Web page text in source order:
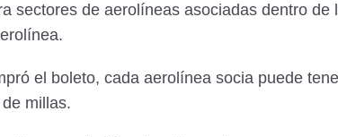
sectores de aerolíneas asociadas dentro
el boleto, cada aerolínea socia puede
millas.